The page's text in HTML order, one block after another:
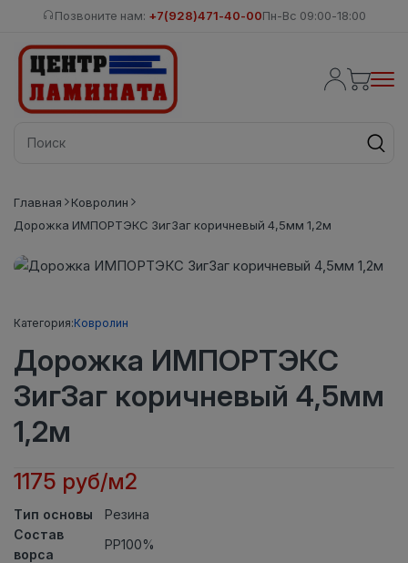
Позвоните нам: +7(928)471-40-00Пн-Вс 09:00-18:00
Главная
Ковролин
Дорожка ИМПОРТЭКС ЗигЗаг коричневый 4,5мм 1,2м
Категория:Ковролин
Дорожка ИМПОРТЭКС
ЗигЗаг коричневый 4,5мм
1,2м
1175 руб/м2
Тип основы
Резина
Состав
ворса
PP100%